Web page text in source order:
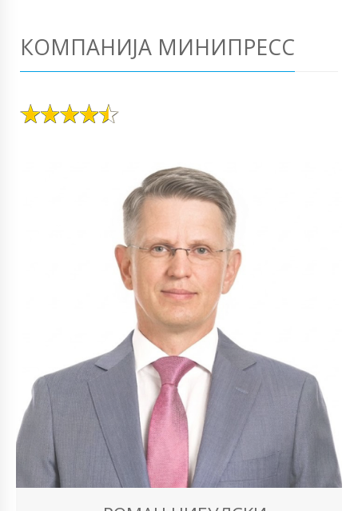
КОМПАНИЈА МИНИПРЕСС